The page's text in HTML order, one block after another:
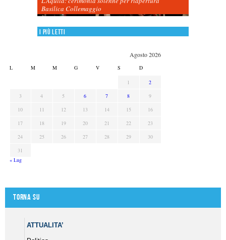
Basilica Collemaggio
I più letti
Agosto 2026
L M M G V S D
1
2
3
4 5 6 7 8
9
10
11 12 13 14 15
16
17
18 19 20 21 22
23
24
25 26 27 28 29
30
31
« Lug
Torna su
ATTUALITA’